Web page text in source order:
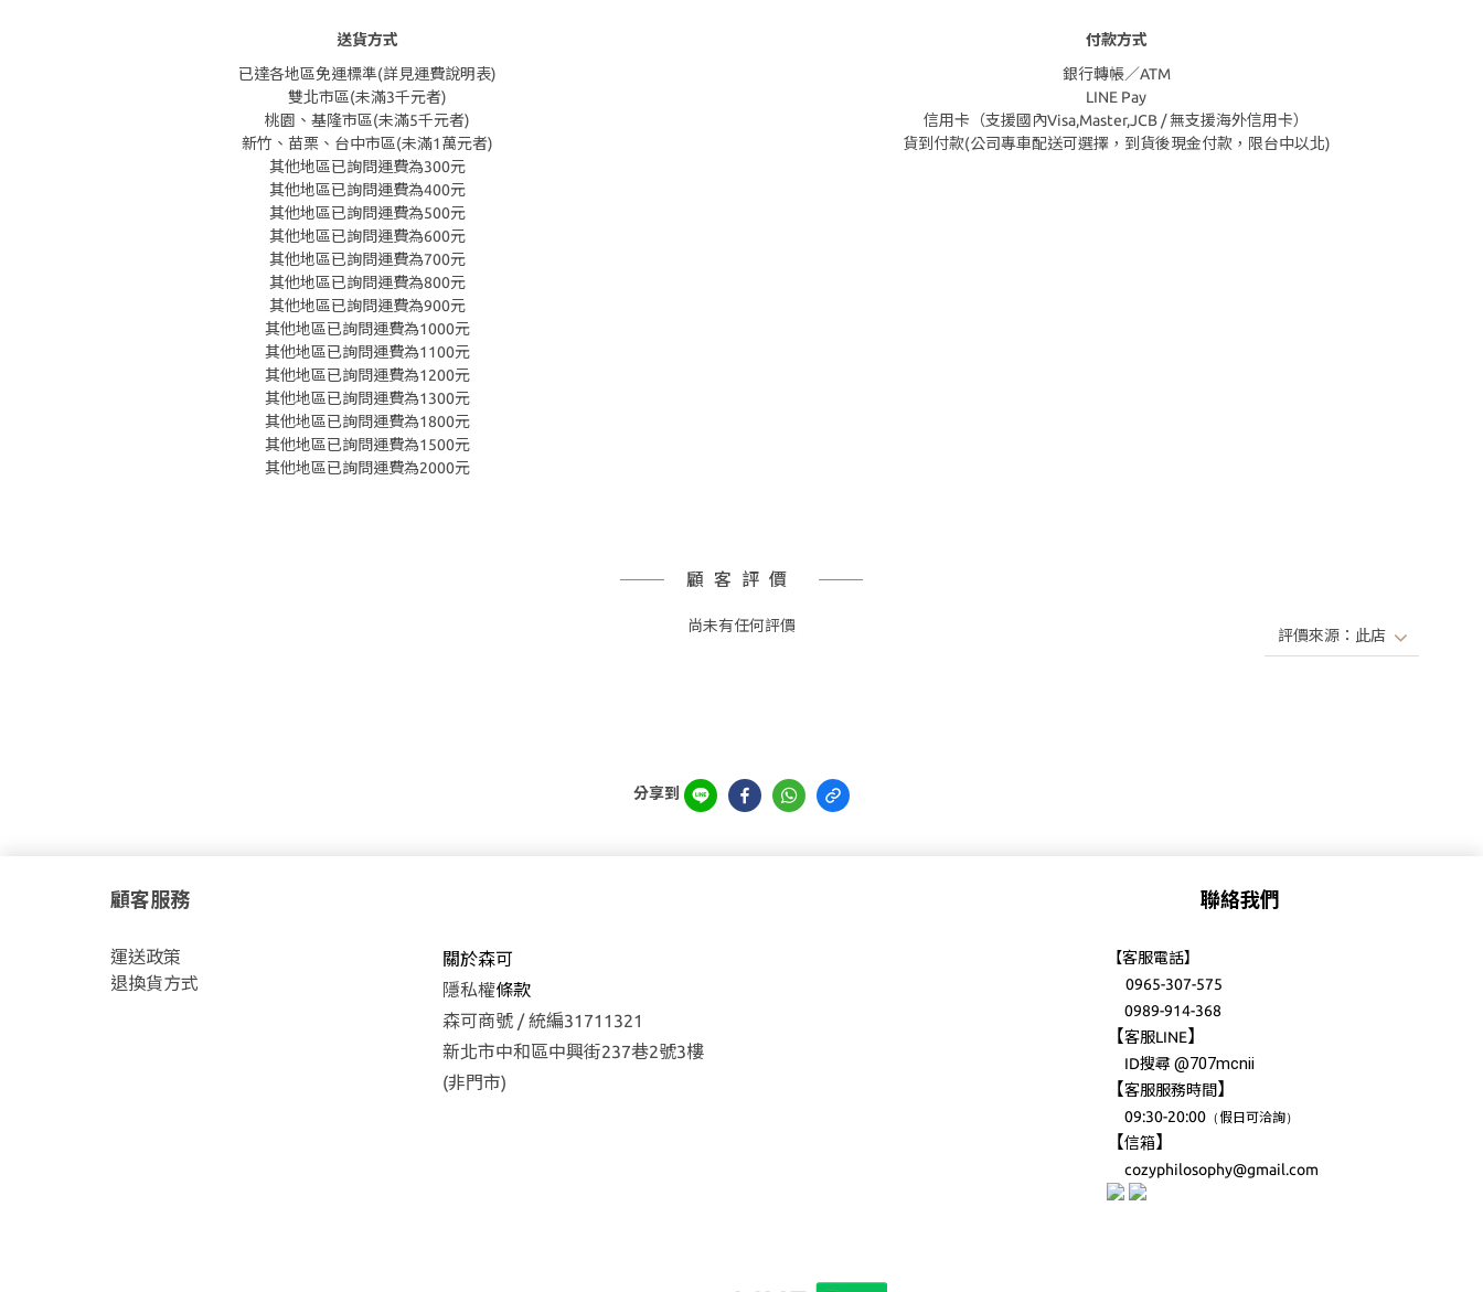
送貨方式
已達各地區免運標準(詳見運費說明表)
雙北市區(未滿3千元者)
桃園、基隆市區(未滿5千元者)
新竹、苗栗、台中市區(未滿1萬元者)
其他地區已詢問運費為300元
其他地區已詢問運費為400元
其他地區已詢問運費為500元
其他地區已詢問運費為600元
其他地區已詢問運費為700元
其他地區已詢問運費為800元
其他地區已詢問運費為900元
其他地區已詢問運費為1000元
其他地區已詢問運費為1100元
其他地區已詢問運費為1200元
其他地區已詢問運費為1300元
其他地區已詢問運費為1800元
其他地區已詢問運費為1500元
其他地區已詢問運費為2000元
付款方式
銀行轉帳／ATM
LINE Pay
信用卡（支援國內Visa,Master,JCB / 無支援海外信用卡）
貨到付款(公司專車配送可選擇，到貨後現金付款，限台中以北)
顧客評價
尚未有任何評價
分享到
顧客服務
運送政策
退換貨方式
關於森可
隱私權條款
森可商號 / 統編31711321
新北市中和區中興街237巷2號3樓
(非門市)
聯絡我們
【客服電話】
0965-307-575
0989-914-368
【客服LINE】
ID搜尋@707mcnii
【客服服務時間 】
09:30-20:00 （假日可洽詢）
【信箱】
cozyphilosophy@gmail.com